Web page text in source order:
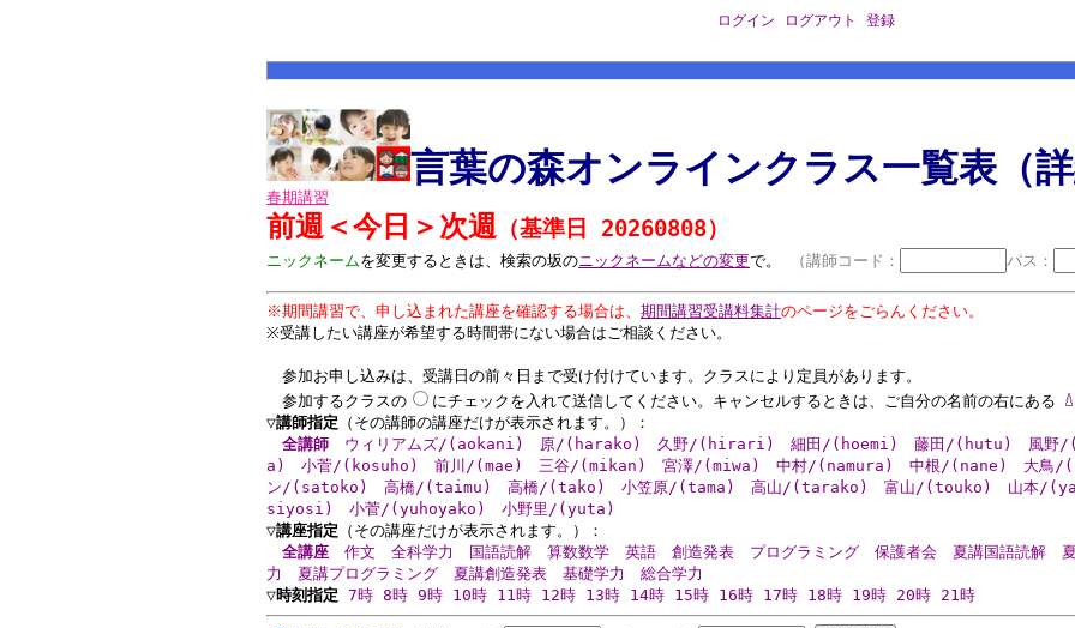
ログイン ログアウト 登録
言葉の森オンラインクラス一覧表（詳
春期講習
前週 ＜今日 ＞ 次週 （基準日 20260808）
ニックネームを変更するときは、検索の坂のニックネームなどの変更で。 （講師コード： パス：
※期間講習で、申し込まれた講座を確認する場合は、 期間講習受講料集計のページをごらんください。
※受講したい講座が希望する時間帯にない場合はご相談ください。
参加お申し込みは、受講日の前々日まで受け付けています。クラスにより定員があります。
参加するクラスの
にチェックを入れて送信してください。キャンセルするときは、ご自分の名前の右にある
▽講師指定 （その講師の講座だけが表示されます。）：
全講師
ウィリアムズ/(aokani) 原/(harako) 久野/(hirari) 細田/(hoemi) 藤田/(hutu) 風野
a)
小菅/(kosuho) 前川/(mae) 三谷/(mikan) 宮澤/(miwa) 中村/(namura) 中根/(nane) 大鳥/
ン/(satoko)
高橋/(taimu) 高橋/(tako) 小笠原/(tama) 高山/(tarako) 富山/(touko) 山本/
siyosi)
小菅/(yuhoyako)
小野里/(yuta)
▽講座指定 （その講座だけが表示されます。）：
全講座
作文 全科学力 国語読解 算数数学 英語 創造発表 プログラミング 保護者会 夏講国語読解
力
夏講プログラミング 夏講創造発表 基礎学力
総合学力
▽時刻指定 7時 8時 9時 10時 11時 12時 13時 14時 15時 16時 17時 18時 19時 20時 21時